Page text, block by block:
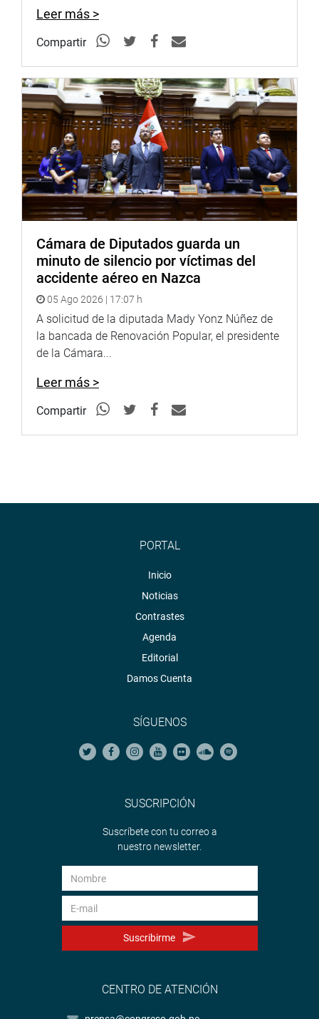
http://www.congreso.gob.pe/
Facebook: https://www.facebook.com/congresoperu
Twitter:https://twitter.com/congresoperu
Youtube:http://www.youtube.com/congresoperu
Soundcloud:https://soundcloud.com/radiocongreso
Leer más >
Compartir
Cámara de Diputados guarda un
minuto de silencio por víctimas del
accidente aéreo en Nazca
05 Ago 2026 | 17:07 h
A solicitud de la diputada Mady Yonz Núñez de
la bancada de Renovación Popular, el presidente
de la Cámara...
Leer más >
Compartir
PORTAL
Inicio
Noticias
Contrastes
Agenda
Editorial
Damos Cuenta
SÍGUENOS
SUSCRIPCIÓN
Suscríbete con tu correo a
nuestro newsletter.
Suscribirme
CENTRO DE ATENCIÓN